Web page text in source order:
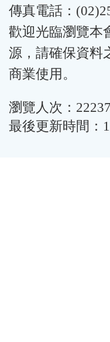
傳真電話：
歡迎光臨瀏覽本
源，請確保資料
商業使用。
瀏覽人次：
最後更新時間：